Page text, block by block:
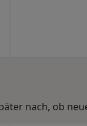
nach, ob